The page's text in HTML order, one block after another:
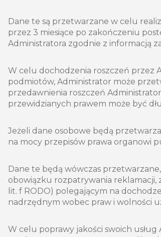
Dane te są przetwarzane w celu
przez 3 miesiące po zakończeniu
Administratora zgodnie z informacją
W celu dochodzenia roszczeń przez
podmiotów, Administrator może
przedawnienia roszczeń
przewidzianych prawem może być
Jeżeli dane osobowe będą
na mocy przepisów prawa organowi
Dane te będą wówczas
obowiązku rozpatrywania reklamacji,
lit. f RODO) polegającym na
nadrzędnym wobec praw i wolności
W celu poprawy jakości swoich